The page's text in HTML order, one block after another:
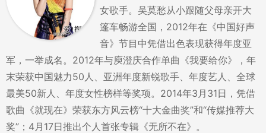
女歌手。吴莫愁从小跟随父母亲开大
篷车畅游全国，2012年在《中国好声
音》节目中凭借出色表现获得年度亚
军，一举成名。2012年与庾澄庆合作单曲《我要给你》，年
末荣获中国魅力50人、亚洲年度新锐歌手、年度艺人、全球
最美50新人、年度女性榜样等奖项。2014年3月31日，凭借
歌曲《就现在》荣获东方风云榜“十大金曲奖”和“传媒推荐大
奖”；4月17日推出个人首张专辑《无所不在》。